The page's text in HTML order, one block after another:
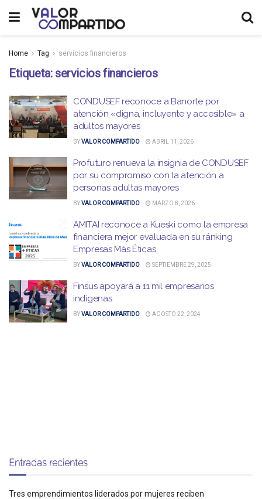
Home Tag servicios financieros
Etiqueta: servicios financieros
CONDUSEF reconoce a Banorte por
atención «digna, incluyente y accesible» a
adultos mayores
BYVALOR COMPARTIDO ABRIL 11, 2026
Profuturo renueva la insignia de CONDUSEF
por su compromiso con la atención a
personas adultas mayores
BYVALOR COMPARTIDO MARZO 8, 2026
AMITAI reconoce a Kueski como la empresa
financiera mejor evaluada en su ránking
Empresas Más Éticas
BYVALOR COMPARTIDO SEPTIEMBRE 29, 2025
Finsus apoyará a 11 mil empresarios
indígenas
BYVALOR COMPARTIDO AGOSTO 22, 2024
Entradas recientes
Tres emprendimientos liderados por mujeres reciben